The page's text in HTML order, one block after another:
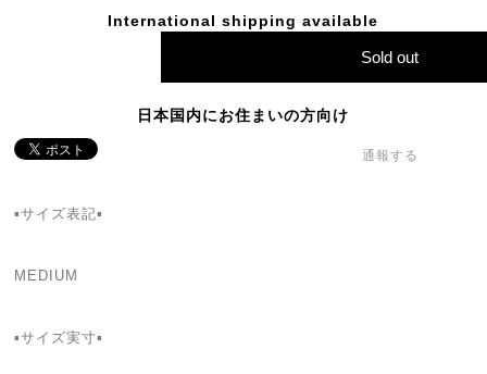
International shipping available
Sold out
日本国内にお住まいの方向け
通報する
▪️サイズ表記▪️
MEDIUM
▪️サイズ実寸▪️